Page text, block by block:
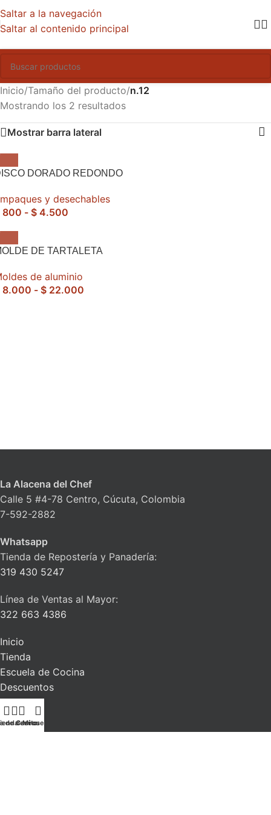
Saltar a la navegación
Saltar al contenido principal
Inicio/Tamaño del producto/n.12
Mostrando los 2 resultados
Mostrar barra lateral
DORADO REDONDO
y desechables
800 - $ 4.500
DE TARTALETA
de aluminio
8.000 - $ 22.000
La Alacena del Chef
Calle 5 #4-78 Centro, Cúcuta, Colombia
7-592-2882
Whatsapp
Tienda de Repostería y Panadería:
319 430 5247
Línea de Ventas al Mayor:
322 663 4386
Inicio
Tienda
Escuela de Cocina
Descuentos
Blog
Contacto
de deseos
Carrito
Mi cuenta